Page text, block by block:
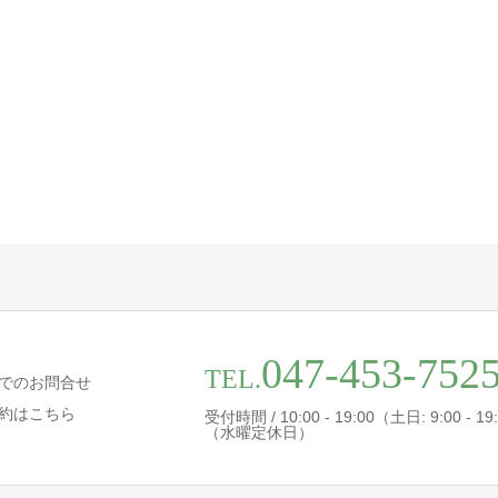
のお問合せ
はこちら
TEL.047-453-
受付時間 / 10:00 - 19:00（土日: 9:00 -
（水曜定休日）